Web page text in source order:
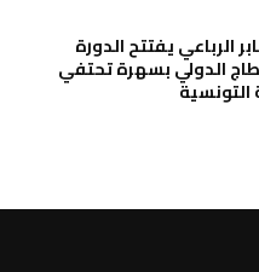
الرباعي يفتتح الدورة
الدولي بسهرة تحتفي